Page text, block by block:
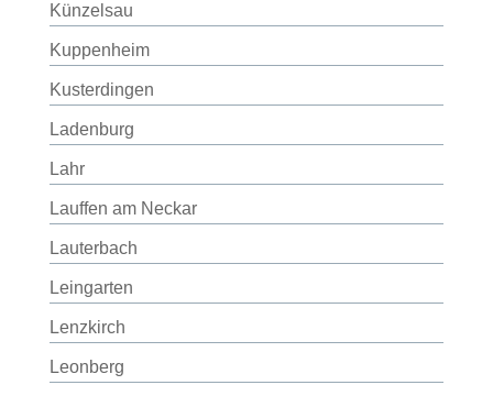
Künzelsau
Kuppenheim
Kusterdingen
Ladenburg
Lahr
Lauffen am Neckar
Lauterbach
Leingarten
Lenzkirch
Leonberg